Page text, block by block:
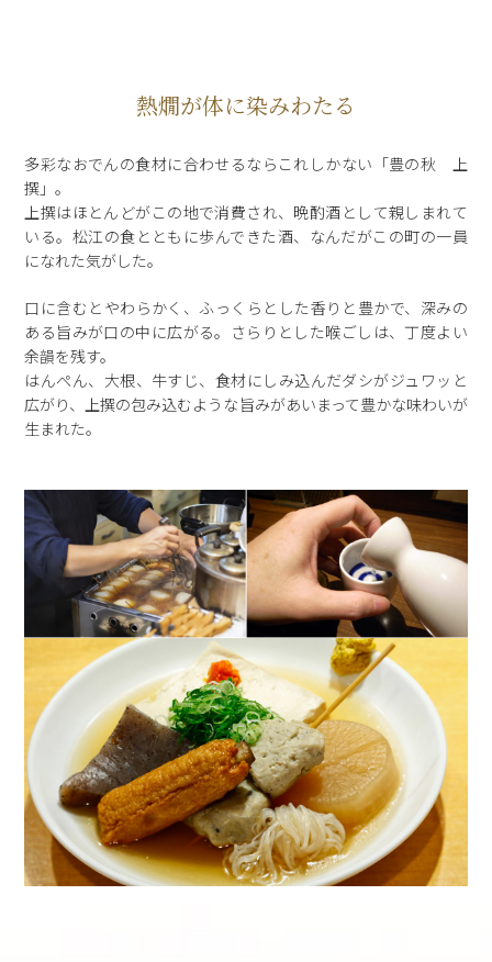
熱燗が体に染みわたる
多彩なおでんの食材に合わせるならこれしかない「豊の秋 上
撰」。
上撰はほとんどがこの地で消費され、晩酌酒として親しまれて
いる。松江の食とともに歩んできた酒、なんだがこの町の一員
になれた気がした。
口に含むとやわらかく、ふっくらとした香りと豊かで、深みの
ある旨みが口の中に広がる。さらりとした喉ごしは、丁度よい
余韻を残す。
はんぺん、大根、牛すじ、食材にしみ込んだダシがジュワッと
広がり、上撰の包み込むような旨みがあいまって豊かな味わいが
生まれた。